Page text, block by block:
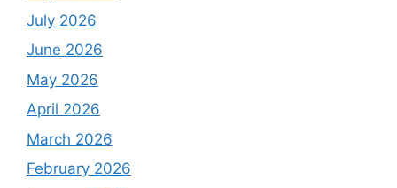
July 2026
June 2026
May 2026
April 2026
March 2026
February 2026